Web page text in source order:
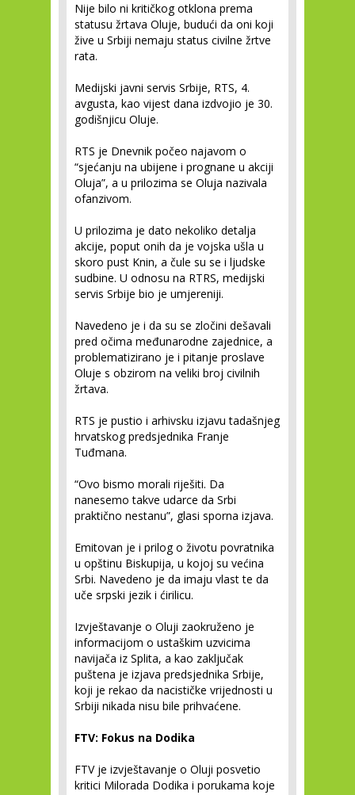
Nije bilo ni kritičkog otklona prema
statusu žrtava Oluje, budući da oni koji
žive u Srbiji nemaju status civilne žrtve
rata.
Medijski javni servis Srbije, RTS, 4.
avgusta, kao vijest dana izdvojio je 30.
godišnjicu Oluje.
RTS je Dnevnik počeo najavom o
“sjećanju na ubijene i prognane u akciji
Oluja”, a u prilozima se Oluja nazivala
ofanzivom.
U prilozima je dato nekoliko detalja
akcije, poput onih da je vojska ušla u
skoro pust Knin, a čule su se i ljudske
sudbine. U odnosu na RTRS, medijski
servis Srbije bio je umjereniji.
Navedeno je i da su se zločini dešavali
pred očima međunarodne zajednice, a
problematizirano je i pitanje proslave
Oluje s obzirom na veliki broj civilnih
žrtava.
RTS je pustio i arhivsku izjavu tadašnjeg
hrvatskog predsjednika Franje
Tuđmana.
“Ovo bismo morali riješiti. Da
nanesemo takve udarce da Srbi
praktično nestanu”, glasi sporna izjava.
Emitovan je i prilog o životu povratnika
u opštinu Biskupija, u kojoj su većina
Srbi. Navedeno je da imaju vlast te da
uče srpski jezik i ćirilicu.
Izvještavanje o Oluji zaokruženo je
informacijom o ustaškim uzvicima
navijača iz Splita, a kao zaključak
puštena je izjava predsjednika Srbije,
koji je rekao da nacističke vrijednosti u
Srbiji nikada nisu bile prihvaćene.
FTV: Fokus na Dodika
FTV je izvještavanje o Oluji posvetio
kritici Milorada Dodika i porukama koje